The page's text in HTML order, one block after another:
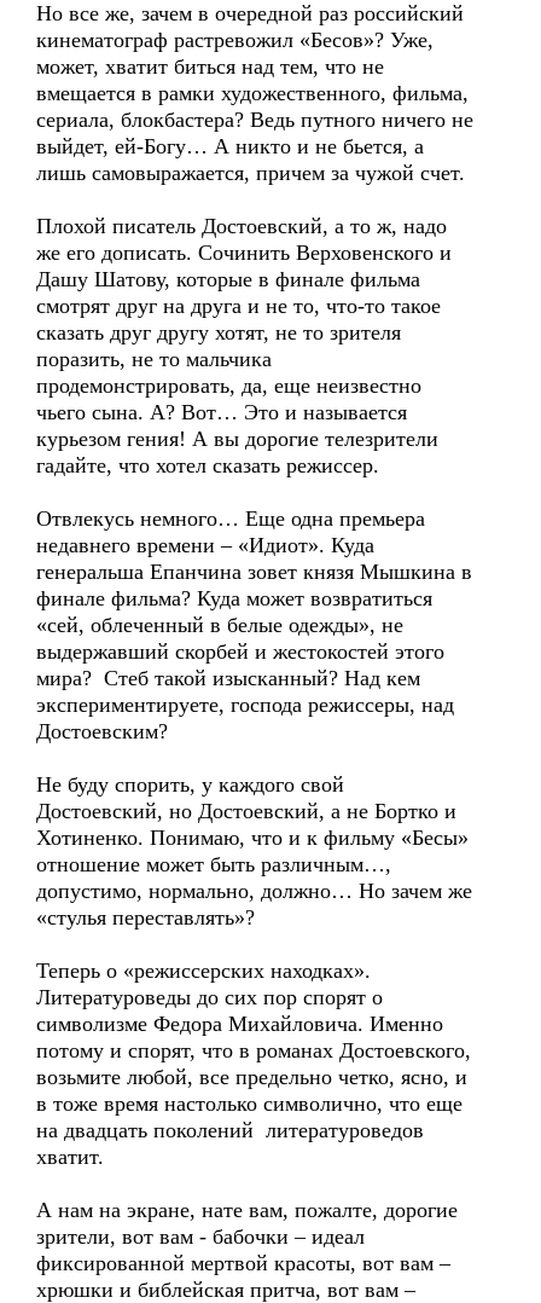
Но все же, зачем в очередной раз российский
кинематограф растревожил «Бесов»? Уже,
может, хватит биться над тем, что не
вмещается в рамки художественного, фильма,
сериала, блокбастера? Ведь путного ничего не
выйдет, ей-Богу… А никто и не бьется, а
лишь самовыражается, причем за чужой счет.
Плохой писатель Достоевский, а то ж, надо
же его дописать. Сочинить Верховенского и
Дашу Шатову, которые в финале фильма
смотрят друг на друга и не то, что-то такое
сказать друг другу хотят, не то зрителя
поразить, не то мальчика
продемонстрировать, да, еще неизвестно
чьего сына. А? Вот… Это и называется
курьезом гения! А вы дорогие телезрители
гадайте, что хотел сказать режиссер.
Отвлекусь немного… Еще одна премьера
недавнего времени – «Идиот». Куда
генеральша Епанчина зовет князя Мышкина в
финале фильма? Куда может возвратиться
«сей, облеченный в белые одежды», не
выдержавший скорбей и жестокостей этого
мира? Стеб такой изысканный? Над кем
экспериментируете, господа режиссеры, над
Достоевским?
Не буду спорить, у каждого свой
Достоевский, но Достоевский, а не Бортко и
Хотиненко. Понимаю, что и к фильму «Бесы»
отношение может быть различным…,
допустимо, нормально, должно… Но зачем же
«стулья переставлять»?
Теперь о «режиссерских находках».
Литературоведы до сих пор спорят о
символизме Федора Михайловича. Именно
потому и спорят, что в романах Достоевского,
возьмите любой, все предельно четко, ясно, и
в тоже время настолько символично, что еще
на двадцать поколений литературоведов
хватит.
А нам на экране, нате вам, пожалте, дорогие
зрители, вот вам - бабочки – идеал
фиксированной мертвой красоты, вот вам –
хрюшки и библейская притча, вот вам –